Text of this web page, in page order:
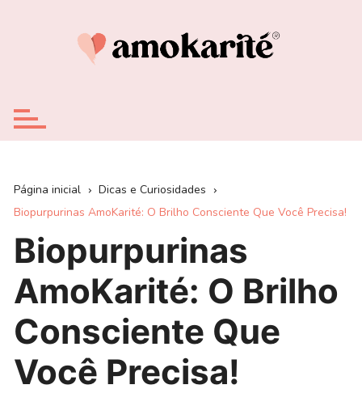
Página inicial
Dicas e Curiosidades
Biopurpurinas AmoKarité: O Brilho Consciente Que Você Precisa!
Biopurpurinas
AmoKarité: O Brilho
Consciente Que
Você Precisa!